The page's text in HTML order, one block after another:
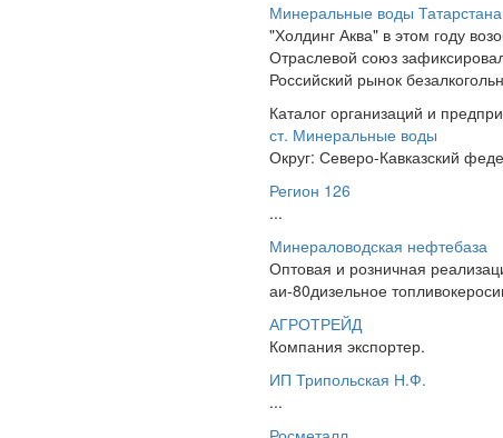
Минеральные воды Татарстана
"Холдинг Аква" в этом году
Отраслевой союз
Российский рынок
Каталог организаций и
ст. Минеральные воды
Округ: Северо-Кавказский
Регион 126
...
Минераловодская нефтебаза
Оптовая и розничная
аи-80дизельное
АГРОТРЕЙД
Компания экспортер.
ИП Трипольская Н.Ф.
...